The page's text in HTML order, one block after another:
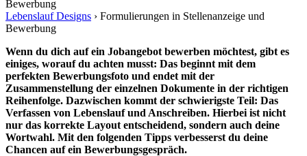
Bewerbung
Lebenslauf Designs › Formulierungen in Stellenanzeige und
Bewerbung
Wenn du dich auf ein Jobangebot bewerben möchtest, gibt es
einiges, worauf du achten musst: Das beginnt mit dem
perfekten Bewerbungsfoto und endet mit der
Zusammenstellung der einzelnen Dokumente in der richtigen
Reihenfolge. Dazwischen kommt der schwierigste Teil: Das
Verfassen von Lebenslauf und Anschreiben. Hierbei ist nicht
nur das korrekte Layout entscheidend, sondern auch deine
Wortwahl. Mit den folgenden Tipps verbesserst du deine
Chancen auf ein Bewerbungsgespräch.